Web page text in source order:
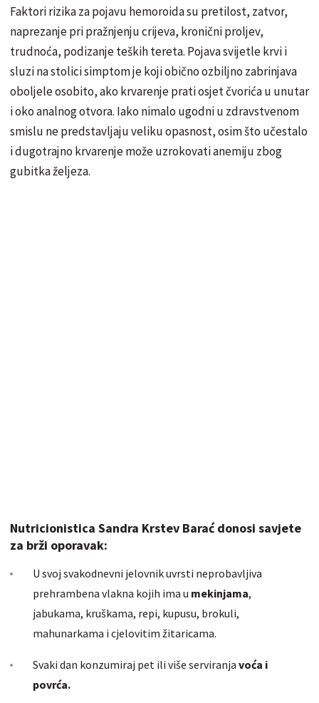
Faktori rizika za pojavu hemoroida su pretilost, zatvor,
naprezanje pri pražnjenju crijeva, kronični proljev,
trudnoća, podizanje teških tereta. Pojava svijetle krvi i
sluzi na stolici simptom je koji obično ozbiljno zabrinjava
oboljele osobito, ako krvarenje prati osjet čvorića u unutar
i oko analnog otvora. Iako nimalo ugodni u zdravstvenom
smislu ne predstavljaju veliku opasnost, osim što učestalo
i dugotrajno krvarenje može uzrokovati anemiju zbog
gubitka željeza.
Nutricionistica Sandra Krstev Barać donosi savjete
za brži oporavak:
U svoj svakodnevni jelovnik uvrsti neprobavljiva
prehrambena vlakna kojih ima u mekinjama,
jabukama, kruškama, repi, kupusu, brokuli,
mahunarkama i cjelovitim žitaricama.
Svaki dan konzumiraj pet ili više serviranja voća i
povrća.